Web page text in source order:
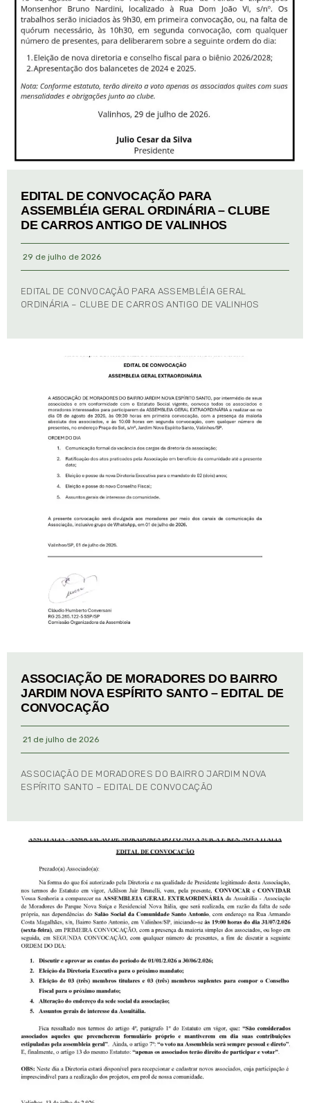
EDITAL DE CONVOCAÇÃO PARA
ASSEMBLÉIA GERAL ORDINÁRIA – CLUBE
DE CARROS ANTIGO DE VALINHOS
29 de julho de 2026
EDITAL DE CONVOCAÇÃO PARA ASSEMBLÉIA GERAL
ORDINÁRIA – CLUBE DE CARROS ANTIGO DE VALINHOS
ASSOCIAÇÃO DE MORADORES DO BAIRRO
JARDIM NOVA ESPÍRITO SANTO – EDITAL DE
CONVOCAÇÃO
21 de julho de 2026
ASSOCIAÇÃO DE MORADORES DO BAIRRO JARDIM NOVA
ESPÍRITO SANTO – EDITAL DE CONVOCAÇÃO